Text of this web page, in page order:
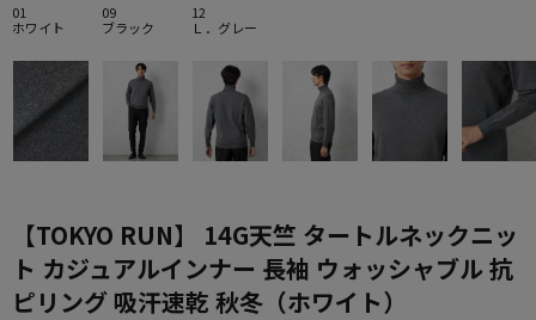
01
ホワイト
09
ブラック
12
Ｌ．グレー
【TOKYO RUN】 14G天竺 タートルネックニッ
ト カジュアルインナー 長袖 ウォッシャブル 抗
ピリング 吸汗速乾 秋冬（ホワイト）